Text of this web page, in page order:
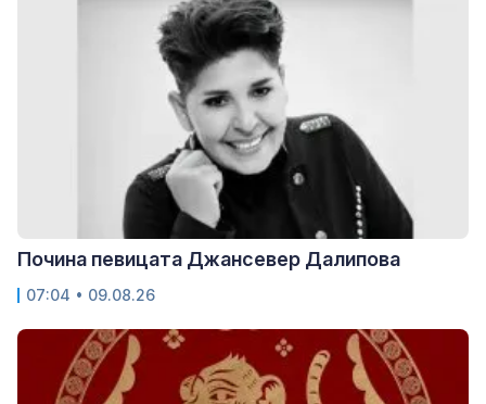
Почина певицата Джансевер Далипова
07:04 • 09.08.26